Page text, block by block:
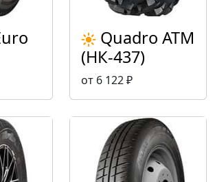
Quadro ATM
(НК-437)
от 6 122 ₽